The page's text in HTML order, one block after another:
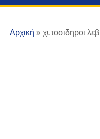
Αρχική » χυτοσιδηροι